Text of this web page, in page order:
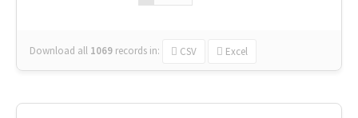
Download all 1069 records in: CSV Excel